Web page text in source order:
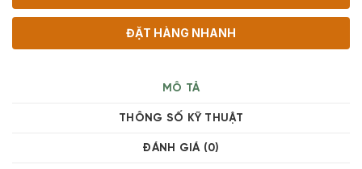
ĐẶT HÀNG NHANH
MÔ TẢ
THÔNG SỐ KỸ THUẬT
ĐÁNH GIÁ (0)